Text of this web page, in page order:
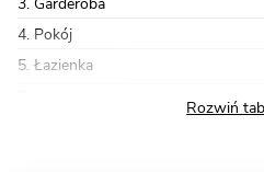
4. Pokój
5. Łazienka